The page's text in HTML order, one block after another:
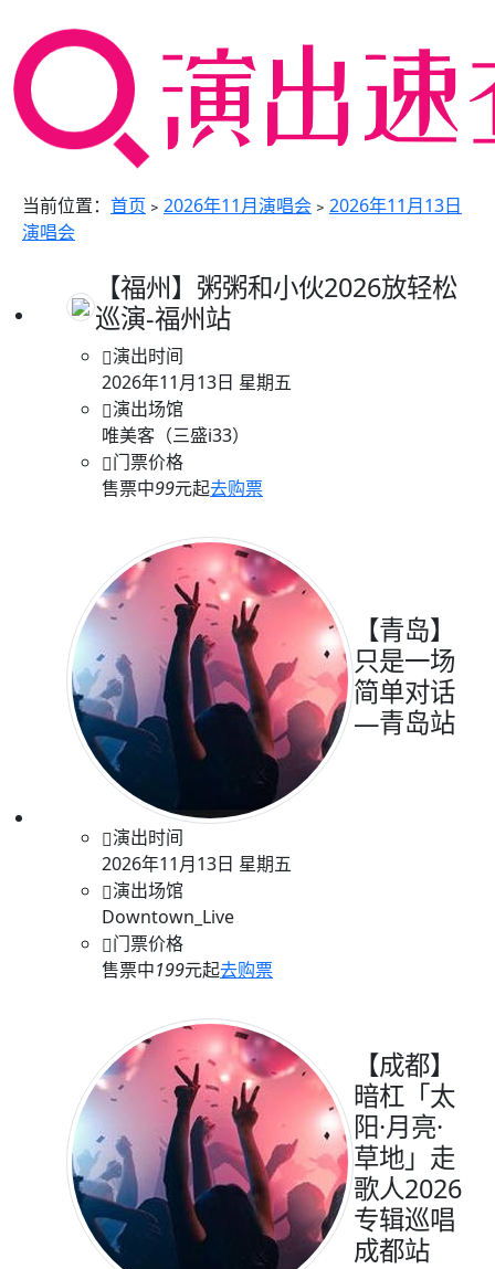
当前位置： 首页 ﹥ 2026年11月演唱会 ﹥ 2026年11月13日
演唱会
【福州】粥粥和小伙2026放轻松
巡演-福州站
演出时间
2026年11月13日 星期五
演出场馆
唯美客（三盛i33）
门票价格
售票中99元起去购票
【青岛】
只是一场
简单对话
—青岛站
演出时间
2026年11月13日 星期五
演出场馆
Downtown_Live
门票价格
售票中199元起去购票
【成都】
暗杠「太
阳·月亮·
草地」走
歌人2026
专辑巡唱
成都站